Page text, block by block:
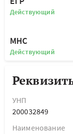
Действующий
МНС
Действующий
УНП
200032849
Наименование